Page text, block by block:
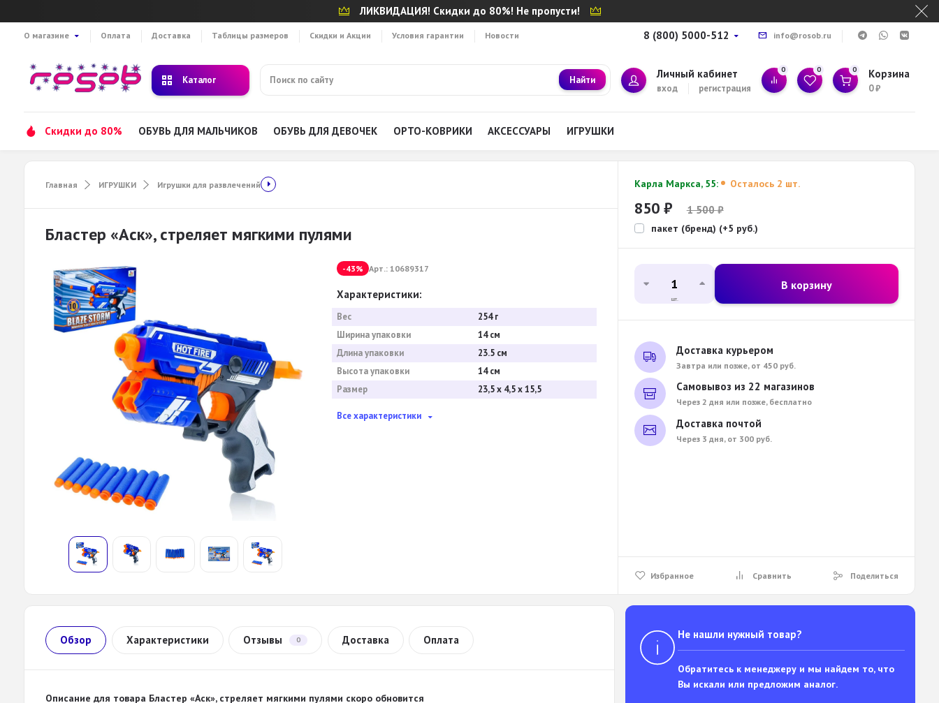
ЛИКВИДАЦИЯ! Скидки до 80%! Не пропусти!
О магазине Оплата Доставка Таблицы размеров Скидки и Акции Условия гарантии Новости 8 (800) 5000-512 info@rosob.ru
Каталог Найти Личный кабинет
вход регистрация
0 0 0 Корзина
0₽
Скидки до 80% ОБУВЬ ДЛЯ МАЛЬЧИКОВ ОБУВЬ ДЛЯ ДЕВОЧЕК ОРТО-КОВРИКИ АКСЕССУАРЫ ИГРУШКИ
Главная ИГРУШКИ Игрушки для развлечений
Бластер «Аск», стреляет мягкими пулями
-43% Арт.: 10689317
Характеристики:
Вес
254 г
Ширина упаковки
14 см
Длина упаковки
23.5 см
Высота упаковки
14 см
Размер
23,5 х 4,5 х 15,5
Все характеристики
Карла Маркса, 55: Осталось 2 шт.
850 ₽ 1 500₽
пакет (бренд) (+5 руб.)
шт.
В корзину
Доставка курьером
Завтра или позже, от 450 руб.
Самовывоз из 22 магазинов
Через 2 дня или позже, бесплатно
Доставка почтой
Через 3 дня, от 300 руб.
Избранное Сравнить Поделиться
Обзор Характеристики Отзывы 0 Доставка Оплата
Описание для товара Бластер «Аск», стреляет мягкими пулями скоро обновится
Не нашли нужный товар?
Обратитесь к менеджеру и мы найдем то, что
Вы искали или предложим аналог.